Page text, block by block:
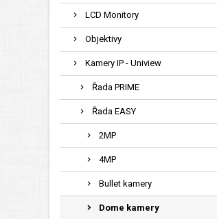
LCD Monitory
Objektivy
Kamery IP - Uniview
Řada PRIME
Řada EASY
2MP
4MP
Bullet kamery
Dome kamery